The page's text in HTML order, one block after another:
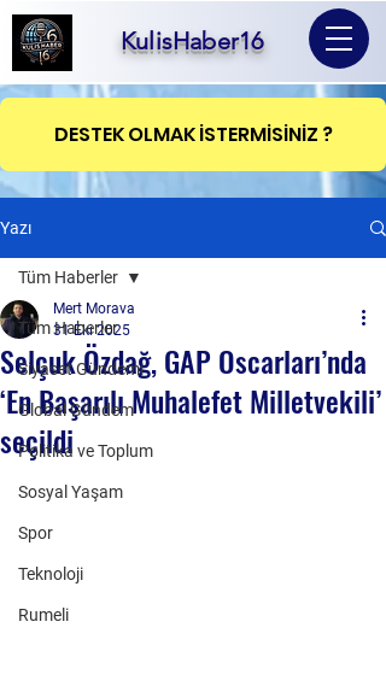
KulisHaber16
DESTEK OLMAK İSTERMİSİNİZ ?
Yazı
Tüm Haberler
Siyaset Gündemi
Global Gündem
Politika ve Toplum
Sosyal Yaşam
Spor
Teknoloji
Rumeli
Tüm Haberler
Selçuk Özdağ, GAP Oscarları’nda
‘En Başarılı Muhalefet Milletvekili’
seçildi
Mert Morava
31 Eki 2025